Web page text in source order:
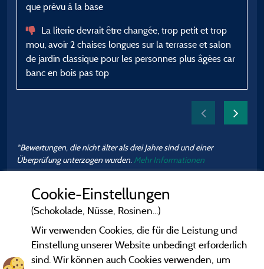
que prévu à la base
La literie devrait être changée, trop petit et trop
mou, avoir 2 chaises longues sur la terrasse et salon
de jardin classique pour les personnes plus âgées car
banc en bois pas top
*Bewertungen, die nicht älter als drei Jahre sind und einer
Überprüfung unterzogen wurden. Mehr Informationen
Cookie-Einstellungen
(Schokolade, Nüsse, Rosinen...)
Wir verwenden Cookies, die für die Leistung und
Einstellung unserer Website unbedingt erforderlich
sind. Wir können auch Cookies verwenden, um